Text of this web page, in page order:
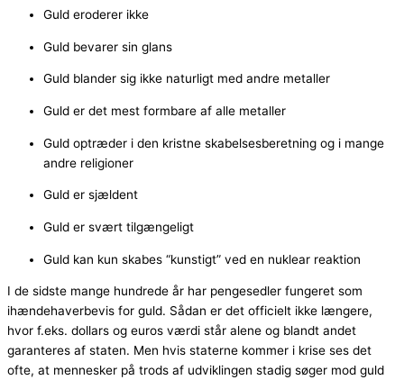
Guld eroderer ikke
Guld bevarer sin glans
Guld blander sig ikke naturligt med andre metaller
Guld er det mest formbare af alle metaller
Guld optræder i den kristne skabelsesberetning og i mange
andre religioner
Guld er sjældent
Guld er svært tilgængeligt
Guld kan kun skabes “kunstigt” ved en nuklear reaktion
I de sidste mange hundrede år har pengesedler fungeret som
ihændehaverbevis for guld. Sådan er det officielt ikke længere,
hvor f.eks. dollars og euros værdi står alene og blandt andet
garanteres af staten. Men hvis staterne kommer i krise ses det
ofte, at mennesker på trods af udviklingen stadig søger mod guld